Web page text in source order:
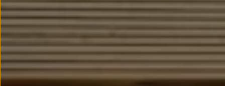
Llantas y neumáticos
Recambios Volkswagen
Accesorios y merchandising
Seguridad
Transporte
Entretenimiento
Personalización
Carga
Merchandising